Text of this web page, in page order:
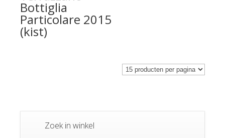
Bottiglia
Particolare 2015
(kist)
Zoek in winkel